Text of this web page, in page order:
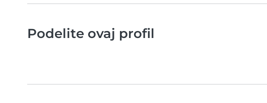
Podelite ovaj profil